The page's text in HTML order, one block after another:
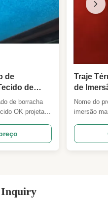
de
de
de borracha
OK projetado
elasticidade
mantêm
e
Traje
de
Bordo,
Nome do
imersão
de
concebido
imersão
Inquiry